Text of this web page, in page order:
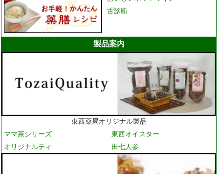
舌診断
製品案内
東西薬局オリジナル製品
ママ茶シリーズ
東西オイスター
オリジナルティ
田七人参